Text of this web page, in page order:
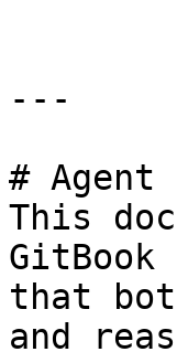
---
#
This
that
and